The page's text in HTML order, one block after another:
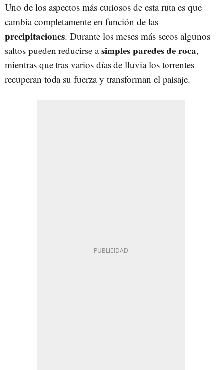
Uno de los aspectos más curiosos de esta ruta es que
cambia completamente en función de las
precipitaciones. Durante los meses más secos algunos
saltos pueden reducirse asimples paredes de roca,
mientras que tras varios días de lluvia los torrentes
recuperan toda su fuerza y transforman el paisaje.